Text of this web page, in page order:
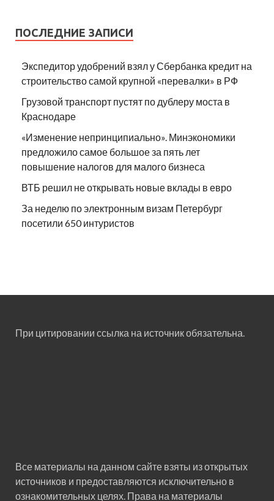
ПОСЛЕДНИЕ ЗАПИСИ
Экспедитор удобрений взял у Сбербанка кредит на
строительство самой крупной «перевалки» в РФ
Грузовой транспорт пустят по дублеру моста в
Краснодаре
«Изменение непринципиально». Минэкономики
предложило самое большое за пять лет
повышение налогов для малого бизнеса
ВТБ решил не открывать новые вклады в евро
За неделю по электронным визам Петербург
посетили 650 интуристов
При цитировании ссылка на источник обязательна.
Все материалы на данном сайте взяты из открытых
источников и предоставляются исключительно в
ознакомительных целях. Права на материалы